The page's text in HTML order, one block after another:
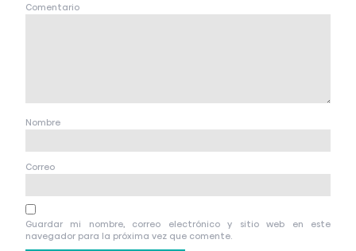
Comentario
Nombre
Correo
Guardar mi nombre, correo electrónico y sitio web en este
navegador para la próxima vez que comente.